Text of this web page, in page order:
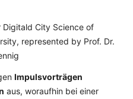
Impulsvorträgen
aus, woraufhin bei einer